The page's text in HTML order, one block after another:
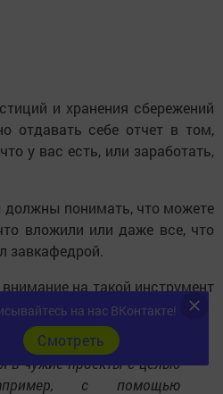
и хранения сбережений
отдавать себе отчет в том,
у вас есть, или заработать,
должны понимать, что можете
вложили или даже все, что
завкафедрой.
на такой инструмент
в чужие проекты с целью
с помощью
на нас ВКонтакте!
Cмотреть